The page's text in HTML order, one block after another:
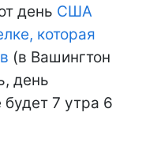
день США
которая
(в Вашингтон
день
7 утра 6